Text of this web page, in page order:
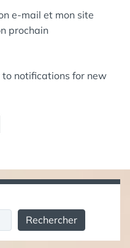
e-mail et mon site
prochain
to notifications for new
Rechercher